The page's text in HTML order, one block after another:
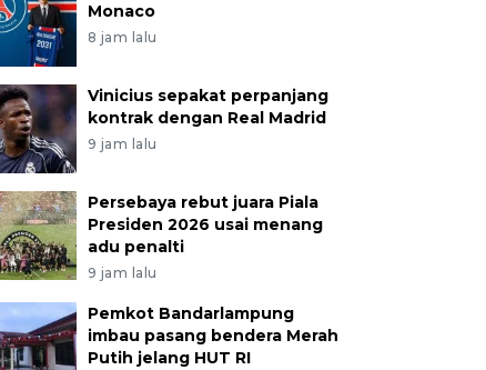
Monaco
8 jam lalu
Vinicius sepakat perpanjang
kontrak dengan Real Madrid
9 jam lalu
Persebaya rebut juara Piala
Presiden 2026 usai menang
adu penalti
9 jam lalu
Pemkot Bandarlampung
imbau pasang bendera Merah
Putih jelang HUT RI